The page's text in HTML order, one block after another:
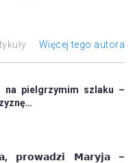
Więcej tego autora
na pielgrzymim szlaku –
𝗽𝗿𝗼𝘄𝗮𝗱𝘇𝗶 𝗠𝗮𝗿𝘆𝗷𝗮 –